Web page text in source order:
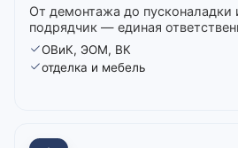
От демонтажа до
подрядчик — единая
ОВиК, ЭОМ, ВК
отделка и мебель